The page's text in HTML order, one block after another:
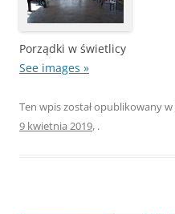
Porządki w świetlicy
See images »
Ten wpis został opublikowany w
9 kwietnia 2019, .